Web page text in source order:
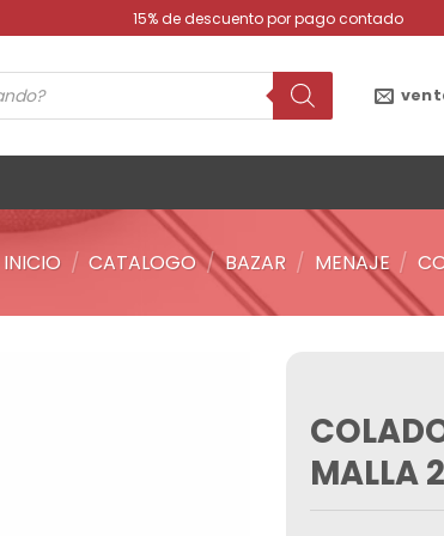
15% de descuento por pago contado
INICIO / CATALOGO / BAZAR / MENAJE /
MALLA